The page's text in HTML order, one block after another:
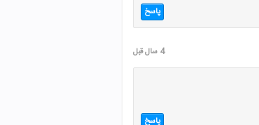
پاسخ
4 سال قبل
پاسخ